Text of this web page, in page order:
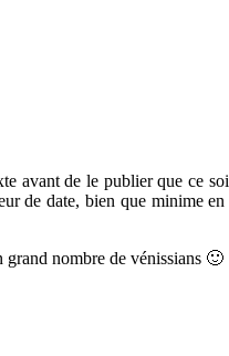
de le publier que ce
de date, bien que minime
grand nombre de vénissians 🙂